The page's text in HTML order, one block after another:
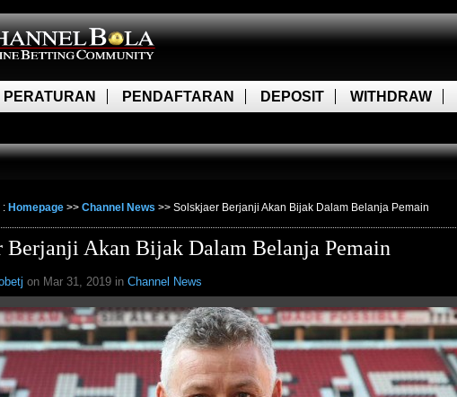
PERATURAN PENDAFTARAN DEPOSIT WITHDRAW
: Homepage >> Channel News >> Solskjaer Berjanji Akan Bijak Dalam Belanja Pemain
Berjanji Akan Bijak Dalam Belanja Pemain
on Mar 31, 2019 in Channel News